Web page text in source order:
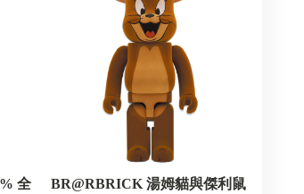
全
BR@RBRICK 湯姆貓與傑利鼠